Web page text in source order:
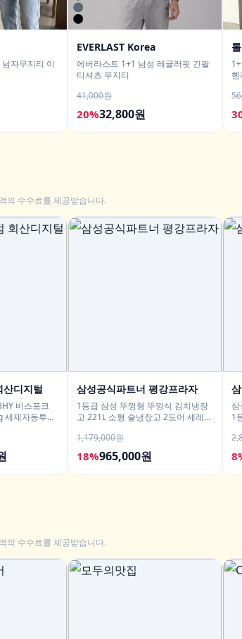
자무지티 이
EVERLAST Korea
에버라스트 1+1 남성 레귤러핏 긴팔
티셔츠 무지티
41,000원
20%32,800원
헨
의 수수료를 제공받습니다.
산디지털
비스포크
세제자동투입
삼성공식파트너 평강프라자
1등급 삼성 뚜껑형 뚜껑식 김치냉장
고 221L 소형 술냉장고 2도어 세레네
1,179,000원
18%965,000원
삼
1
의 수수료를 제공받습니다.